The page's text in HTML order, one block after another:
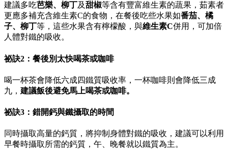
建議多吃芭樂、柳丁及甜椒等含有豐富維生素的蔬果，茹素者
更應多補充含維生素C的食物，在餐後吃些水果如番茄、橘
子、柳丁等，這些水果含有檸檬酸，與維生素C併用，可加倍
人體對鐵的吸收。
祕訣2：餐後別太快喝茶或咖啡
喝一杯茶會降低六成四鐵質吸收率，一杯咖啡則會降低三成
九， 建議飯後避免馬上喝茶或咖啡。
祕訣3：錯開鈣與鐵攝取的時間
同時攝取高量的鈣質，將抑制身體對鐵的吸收，建議可以利用
早餐時攝取所需的鈣質，午、晚餐就以鐵質為主。